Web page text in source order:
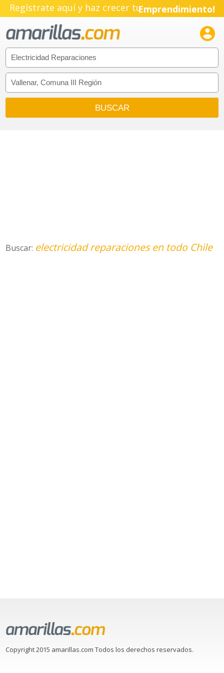
Regístrate aquí y haz crecer tuEmprendimiento!

Buscar: electricidad reparaciones en todo Chile
Copyright 2015 amarillas.com Todos los derechos reservados.